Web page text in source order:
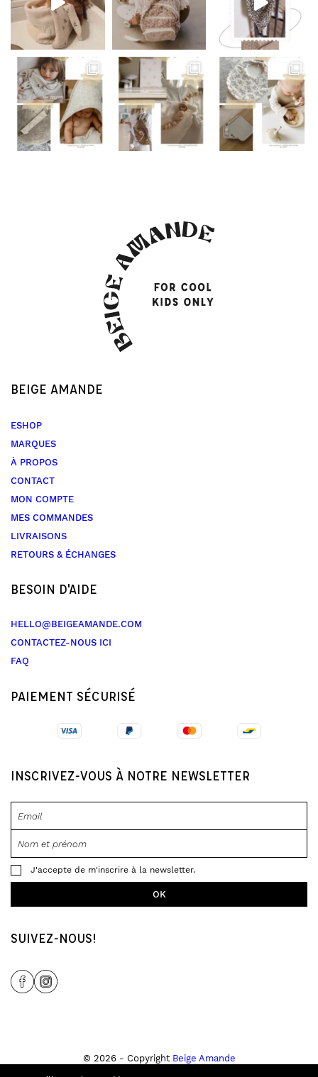
BEIGE AMANDE
ESHOP
MARQUES
À PROPOS
CONTACT
MON COMPTE
MES COMMANDES
LIVRAISONS
RETOURS & ÉCHANGES
BESOIN D'AIDE
HELLO@BEIGEAMANDE.COM
CONTACTEZ-NOUS ICI
FAQ
PAIEMENT SÉCURISÉ
INSCRIVEZ-VOUS À NOTRE NEWSLETTER
J'accepte de m'inscrire à la newsletter.
SUIVEZ-NOUS!
Share Icon
Share Icon
© 2026 - Copyright Beige Amande